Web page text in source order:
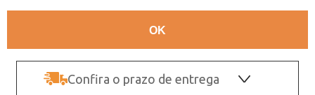
Confira o prazo de entrega